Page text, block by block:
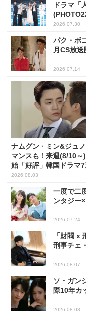
ドラマ「
2026.07.30
パク・ボ
月CS放
2026.07.14
ナムグン・ミン&ジュ
マンスも！来週(8/10～
始「好評」韓国ドラマ7
2026.08.03
一度で二
ンタジー
2026.07.24
「財閥 x
刑事チェ
2026.08.07
ソ・ガン
際10年カ
2026.08.03